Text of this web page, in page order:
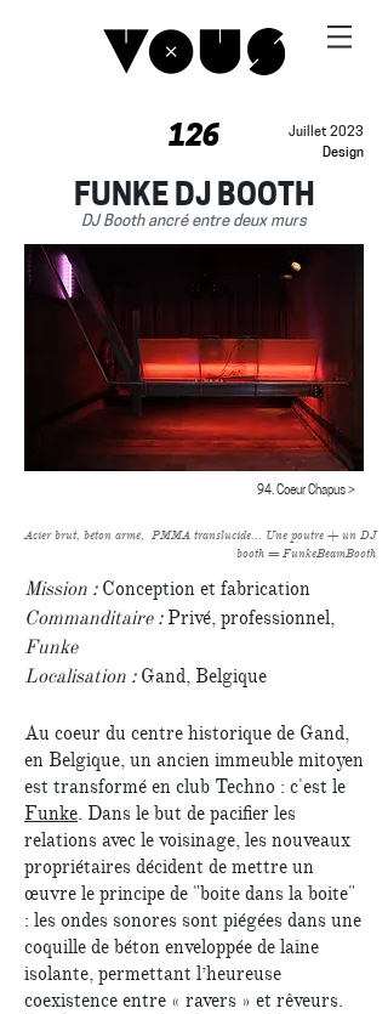
126
Juillet 2023
Design
FUNKE DJ BOOTH
DJ Booth ancré entre deux murs
94. Coeur Chapus >
Acier brut, béton armé, PMMA translucide... Une poutre + un DJ
booth = FunkeBeamBooth
Mission :Conception et fabrication
Commanditaire :Privé, professionnel,
Funke
Localisation :Gand, Belgique
Au coeur du centre historique de Gand,
en Belgique, un ancien immeuble mitoyen
est transformé en club Techno : c'est le
Funke. Dans le but de pacifier les
relations avec le voisinage, les nouveaux
propriétaires décident de mettre un
œuvre le principe de "boite dans la boite"
: les ondes sonores sont piégées dans une
coquille de béton enveloppée de laine
isolante, permettant l’heureuse
coexistence entre « ravers » et rêveurs.